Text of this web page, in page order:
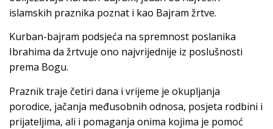
islamskih praznika poznat i kao Bajram žrtve.
Kurban-bajram podsjeća na spremnost poslanika
Ibrahima da žrtvuje ono najvrijednije iz poslušnosti
prema Bogu.
Praznik traje četiri dana i vrijeme je okupljanja
porodice, jačanja međusobnih odnosa, posjeta rodbini i
prijateljima, ali i pomaganja onima kojima je pomoć